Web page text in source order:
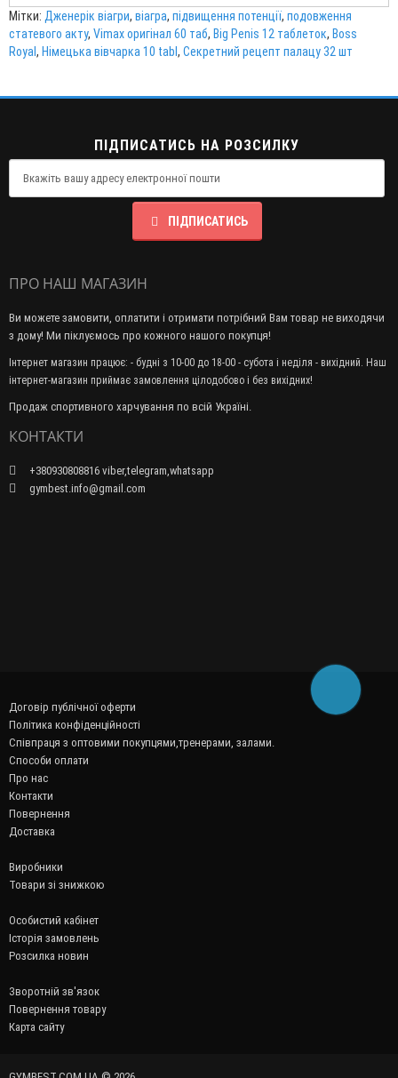
Мітки: Дженерік віагри, віагра, підвищення потенції, подовження
статевого акту, Vimax оригінал 60 таб, Big Penis 12 таблеток, Boss
Royal , Німецька вівчарка 10 tabl , Секретний рецепт палацу 32 шт
ПІДПИСАТИСЬ НА РОЗСИЛКУ
ПІДПИСАТИСЬ
ПРО НАШ МАГАЗИН
Ви можете замовити, оплатити і отримати потрібний Вам товар не виходячи
з дому! Ми піклуємось про кожного нашого покупця!
Інтернет магазин працює: - будні з 10-00 до 18-00 - субота і неділя - вихідний. Наш
інтернет-магазин приймає замовлення цілодобово і без вихідних!
Продаж спортивного харчування по всій Україні.
КОНТАКТИ
+380930808816 viber,telegram,whatsapp
gymbest.info@gmail.com
Договір публічної оферти
Політика конфіденційності
Співпраця з оптовими покупцями,тренерами, залами.
Способи оплати
Про нас
Контакти
Повернення
Доставка
Виробники
Товари зі знижкою
Особистий кабінет
Історія замовлень
Розсилка новин
Зворотній зв'язок
Повернення товару
Карта сайту